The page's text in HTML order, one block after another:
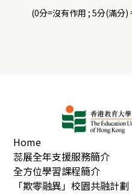
(0分=沒有作用 ; 5分(滿分)
Home
蕊展全年支援服務簡介
全方位學習課程簡介
「欺零融異」校園共融計